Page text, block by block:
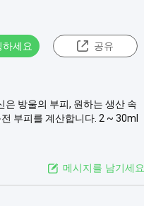
하세요 공유
방울의 부피, 원하는 생산 속
부피를 계산합니다. 2 ~ 30ml
메시지를 남기세요